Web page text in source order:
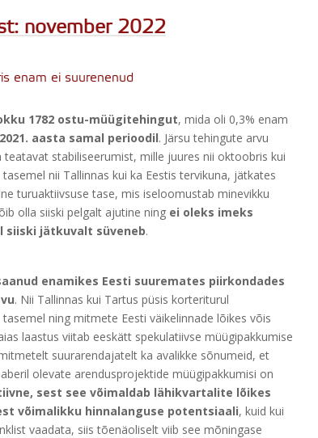
november 2022
enam ei suurenenud
1782 ostu-müügitehingut, mida oli 0,3% enam
aasta samal perioodil. Järsu tehingute arvu
stabiliseerumist, mille juures nii oktoobris kui
nii Tallinnas kui ka Eestis tervikuna, jätkates
turuaktiivsuse tase, mis iseloomustab minevikku
olla siiski pelgalt ajutine ning ei oleks imeks
siiski jätkuvalt süveneb.
enamikes Eesti suuremates piirkondades
. Nii Tallinnas kui Tartus püsis korteriturul
ning mitmete Eesti väikelinnade lõikes võis
laastus viitab eeskätt spekulatiivse müügipakkumise
suurarendajatelt ka avalikke sõnumeid, et
olevate arendusprojektide müügipakkumisi on
sest see võimaldab lähikvartalite lõikes
võimalikku hinnalanguse potentsiaali, kuid kui
vaadata, siis tõenäoliselt viib see mõningase